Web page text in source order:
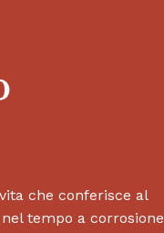
che conferisce al
tempo a corrosione